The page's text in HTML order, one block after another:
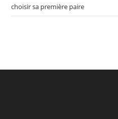
choisir sa première paire